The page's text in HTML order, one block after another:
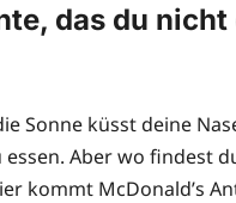
das du
Sonne küsst deine
Aber wo
kommt McDonald’s